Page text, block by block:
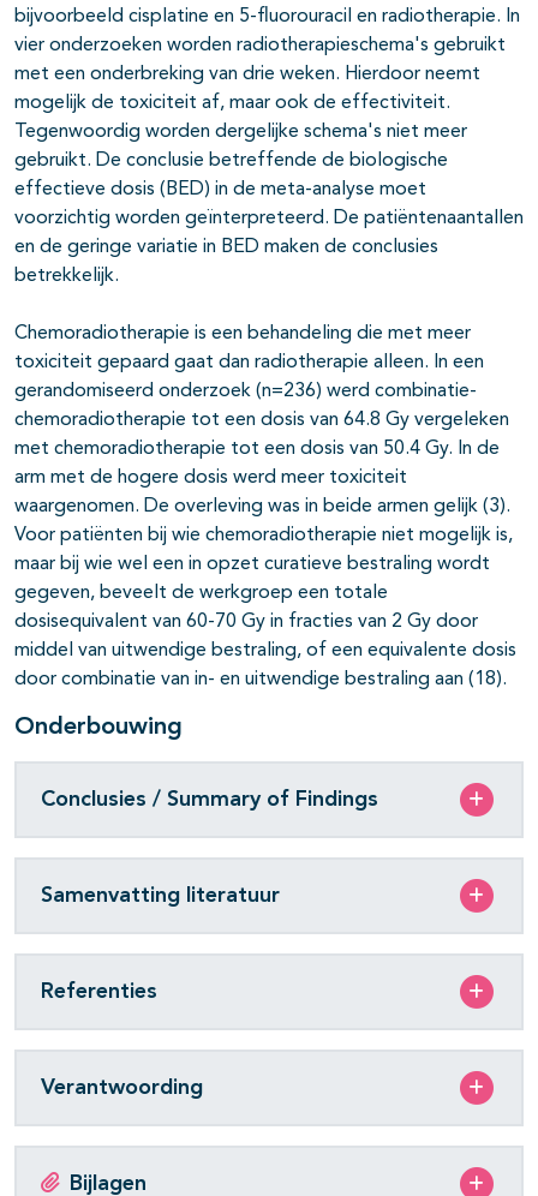
bijvoorbeeld cisplatine en 5-ﬂuorouracil en radiotherapie. In
vier onderzoeken worden radiotherapieschema's gebruikt
met een onderbreking van drie weken. Hierdoor neemt
mogelijk de toxiciteit af, maar ook de effectiviteit.
Tegenwoordig worden dergelijke schema's niet meer
gebruikt. De conclusie betreffende de biologische
effectieve dosis (BED) in de meta-analyse moet
voorzichtig worden geïnterpreteerd. De patiëntenaantallen
en de geringe variatie in BED maken de conclusies
betrekkelijk.
Chemoradiotherapie is een behandeling die met meer
toxiciteit gepaard gaat dan radiotherapie alleen. In een
gerandomiseerd onderzoek (n=236) werd combinatie-
chemoradiotherapie tot een dosis van 64.8 Gy vergeleken
met chemoradiotherapie tot een dosis van 50.4 Gy. In de
arm met de hogere dosis werd meer toxiciteit
waargenomen. De overleving was in beide armen gelijk (3).
Voor patiënten bij wie chemoradiotherapie niet mogelijk is,
maar bij wie wel een in opzet curatieve bestraling wordt
gegeven, beveelt de werkgroep een totale
dosisequivalent van 60-70 Gy in fracties van 2 Gy door
middel van uitwendige bestraling, of een equivalente dosis
door combinatie van in- en uitwendige bestraling aan (18).
Onderbouwing
Conclusies / Summary of Findings
Samenvatting literatuur
Referenties
Verantwoording
Bijlagen